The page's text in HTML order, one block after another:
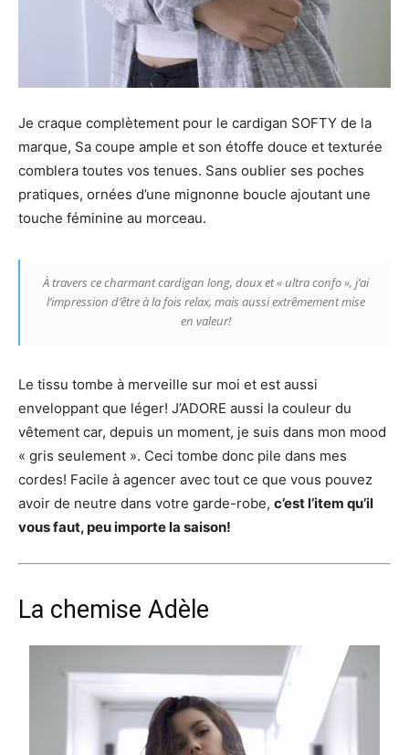
Je craque complètement pour le cardigan SOFTY de la
marque, Sa coupe ample et son étoffe douce et texturée
comblera toutes vos tenues. Sans oublier ses poches
pratiques, ornées d’une mignonne boucle ajoutant une
touche féminine au morceau.
À travers ce charmant cardigan long, doux et « ultra confo », j’ai
l’impression d’être à la fois relax, mais aussi extrêmement mise
en valeur!
Le tissu tombe à merveille sur moi et est aussi
enveloppant que léger! J’ADORE aussi la couleur du
vêtement car, depuis un moment, je suis dans mon mood
« gris seulement ». Ceci tombe donc pile dans mes
cordes! Facile à agencer avec tout ce que vous pouvez
avoir de neutre dans votre garde-robe, c’est l’item qu’il
vous faut, peu importe la saison!
La chemise Adèle